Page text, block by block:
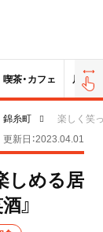
喫茶・カフェ 居酒屋
錦糸町
楽しく笑
更新日：2023.04.01
しめる居
』